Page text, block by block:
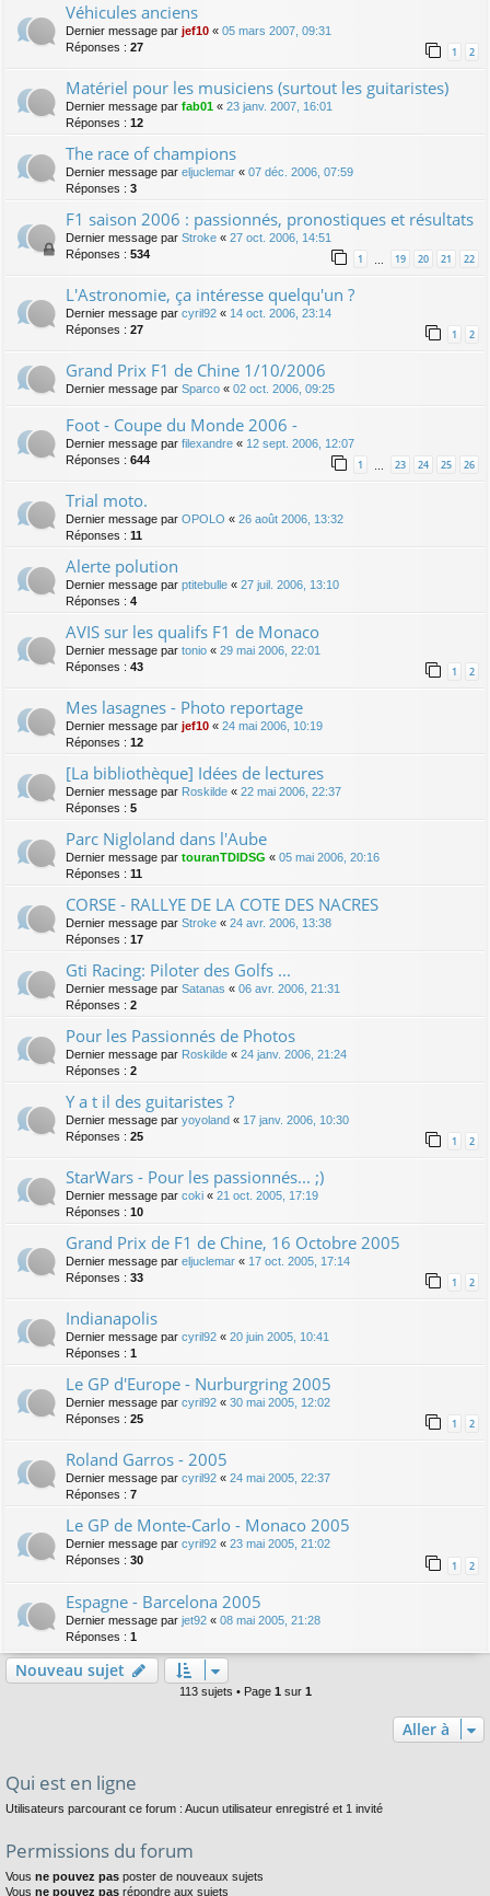
Véhicules anciens
Dernier message par jef10 « 05 mars 2007, 09:31
Réponses : 27 1 2
Matériel pour les musiciens (surtout les guitaristes)
Dernier message par fab01 « 23 janv. 2007, 16:01
Réponses : 12
The race of champions
Dernier message par eljuclemar « 07 déc. 2006, 07:59
Réponses : 3
F1 saison 2006 : passionnés, pronostiques et résultats
Dernier message par Stroke « 27 oct. 2006, 14:51
Réponses : 534 1 19 20 21 22
L'Astronomie, ça intéresse quelqu'un ?
Dernier message par cyril92 « 14 oct. 2006, 23:14
Réponses : 27 1 2
Grand Prix F1 de Chine 1/10/2006
Dernier message par Sparco « 02 oct. 2006, 09:25
Foot - Coupe du Monde 2006 -
Dernier message par filexandre « 12 sept. 2006, 12:07
Réponses : 644 1 … 23 24 25 26
Trial moto.
Dernier message par OPOLO « 26 août 2006, 13:32
Réponses : 11
Alerte polution
Dernier message par ptitebulle « 27 juil. 2006, 13:10
Réponses : 4
AVIS sur les qualifs F1 de Monaco
Dernier message par tonio « 29 mai 2006, 22:01
Réponses : 43 1 2
Mes lasagnes - Photo reportage
Dernier message par jef10 « 24 mai 2006, 10:19
Réponses : 12
[La bibliothèque] Idées de lectures
Dernier message par Roskilde « 22 mai 2006, 22:37
Réponses : 5
Parc Nigloland dans l'Aube
Dernier message par touranTDIDSG « 05 mai 2006, 20:16
Réponses : 11
CORSE - RALLYE DE LA COTE DES NACRES
Dernier message par Stroke « 24 avr. 2006, 13:38
Réponses : 17
Gti Racing: Piloter des Golfs ...
Dernier message par Satanas « 06 avr. 2006, 21:31
Réponses : 2
Pour les Passionnés de Photos
Dernier message par Roskilde « 24 janv. 2006, 21:24
Réponses : 2
Y a t il des guitaristes ?
Dernier message par yoyoland « 17 janv. 2006, 10:30
Réponses : 25 1 2
StarWars - Pour les passionnés... ;)
Dernier message par coki « 21 oct. 2005, 17:19
Réponses : 10
Grand Prix de F1 de Chine, 16 Octobre 2005
Dernier message par eljuclemar « 17 oct. 2005, 17:14
Réponses : 33 1 2
Indianapolis
Dernier message par cyril92 « 20 juin 2005, 10:41
Réponses : 1
Le GP d'Europe - Nurburgring 2005
Dernier message par cyril92 « 30 mai 2005, 12:02
Réponses : 25 1 2
Roland Garros - 2005
Dernier message par cyril92 « 24 mai 2005, 22:37
Réponses : 7
Le GP de Monte-Carlo - Monaco 2005
Dernier message par cyril92 « 23 mai 2005, 21:02
Réponses : 30 1 2
Espagne - Barcelona 2005
Dernier message par jet92 « 08 mai 2005, 21:28
Réponses : 1
Nouveau sujet
113 sujets • Page 1 sur 1
Aller à
Qui est en ligne
Utilisateurs parcourant ce forum : Aucun utilisateur enregistré et 1 invité
Permissions du forum
Vous ne pouvez pas poster de nouveaux sujets
Vous ne pouvez pas répondre aux sujets